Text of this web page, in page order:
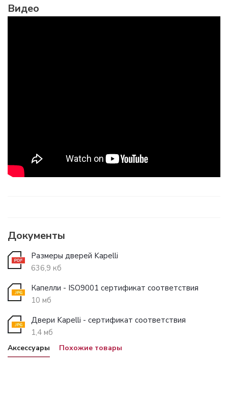
Видео
Документы
Размеры дверей Kapelli
636,9 кб
Капелли - ISO9001 сертификат соответствия
10 мб
Двери Kapelli - сертификат соответствия
1,4 мб
Аксессуары Похожие товары